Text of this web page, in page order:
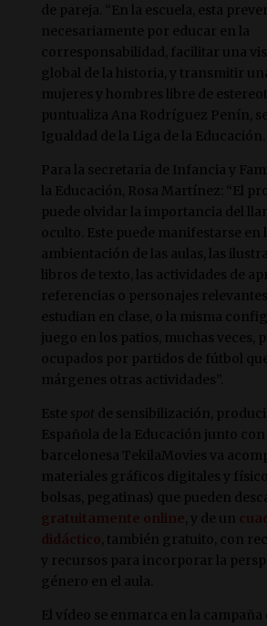
de pareja. “En la escuela, esta
necesariamente por educar en la
corresponsabilidad, facilitar una
global de la historia, y transmitir
mujeres y hombres libre de
puntualiza Ana Rodríguez Penín,
Igualdad de la Liga de la Educación.
Para la secretaria de Infancia y
la Educación, Rosa Martínez: “El
puede olvidar la importancia del
oculto. Este puede manifestarse en
ambientación de las aulas, las
libros de texto, las actividades de
referencias o personajes
estudian en clase, o la misma
juego en los patios, muchas veces,
ocupados por partidos de fútbol
márgenes otras actividades”.
Este spot de sensibilización,
Española de la Educación junto
barcelonesa TekilaMovies va
materiales gráficos digitales y
bolsas, pegatinas) que pueden
gratuitamente online , y de un
didáctico , también gratuito, con
y recursos para incorporar la
género en el aula.
El vídeo se enmarca en la campaña